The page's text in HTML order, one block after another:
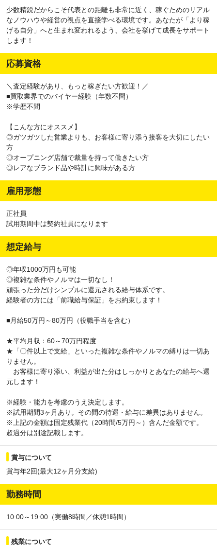
少数精鋭だからこそ代表との距離も非常に近く、稼ぐためのリアル
なノウハウや経営の視点を直接学べる環境です。あなたが「より稼
げる自分」へと生まれ変われるよう、会社を挙げて成長をサポート
します！
応募資格
＼査定経験があり、もっと稼ぎたい方歓迎！／
■買取業界でのバイヤー経験（年数不問）
※学歴不問
【こんな方にオススメ】
◎ガツガツした営業よりも、お客様に寄り添う接客を大切にしたい
方
◎オープニング店舗で裁量を持って働きたい方
◎レアなブランド品や時計に興味がある方
雇用形態
正社員
試用期間中は契約社員になります
想定給与
◎年収1000万円も可能
◎複雑な条件やノルマは一切なし！
頑張った分だけシンプルに還元される給与体系です。
経験者の方には「前職給与保証」をお約束します！
■月給50万円～80万円（役職手当を含む）
★平均月収：60～70万円程度
★「〇件以上で支給」といった複雑な条件やノルマの縛りは一切あ
りません。
お客様に寄り添い、利益が出た分はしっかりとあなたの給与へ還
元します！
※経験・能力を考慮のうえ決定します。
※試用期間3ヶ月あり。その間の待遇・給与に差異はありません。
※上記の金額は固定残業代（20時間/5万円～）含んだ金額です。
超過分は別途記載します。
賞与について
賞与年2回(最大12ヶ月分支給)
勤務時間
10:00～19:00（実働8時間／休憩1時間）
残業について